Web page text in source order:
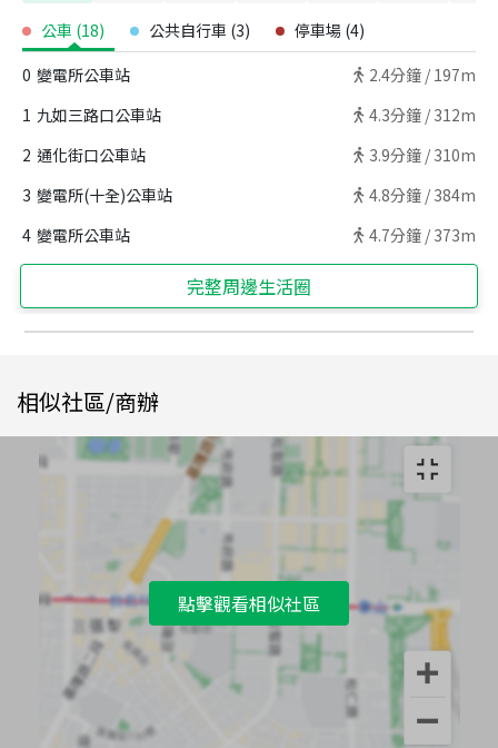
公車 (18) 公共自行車 (3) 停車場 (4)
0 變電所公車站 2.4分鐘 / 197m
1 九如三路口公車站 4.3分鐘 / 312m
2 通化街口公車站 3.9分鐘 / 310m
3 變電所(十全)公車站 4.8分鐘 / 384m
4 變電所公車站 4.7分鐘 / 373m
完整周邊生活圈
相似社區/商辦
點擊觀看相似社區